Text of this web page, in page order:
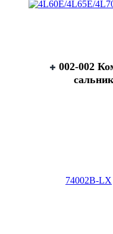
002-002
74002B-LX